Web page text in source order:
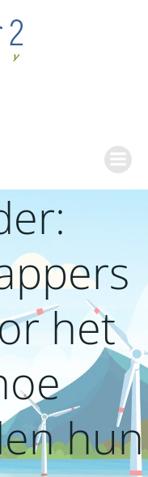
het
hun